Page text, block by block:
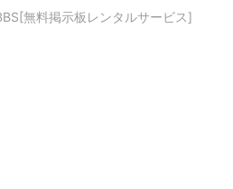
無料掲示板レンタルサービス]